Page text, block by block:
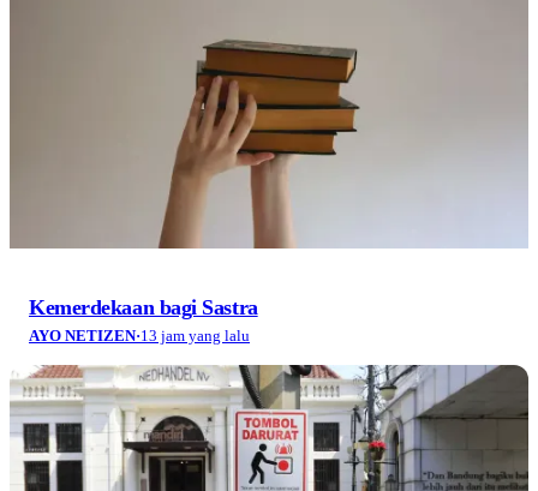
Kemerdekaan bagi Sastra
AYO NETIZEN·13 jam yang lalu